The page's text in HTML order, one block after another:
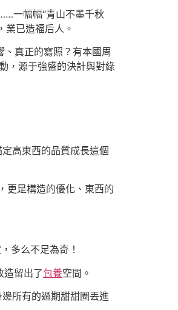
一幅幅“青山不墨千秋
業已造福后人。
真正的寫照？有本國周
，源于強盛的決計與對綠
高東西的品質成長這個
更是構造的優化、東西的
多么不足為奇！
留出了包養空間。
所有的過期甜甜圈丟進